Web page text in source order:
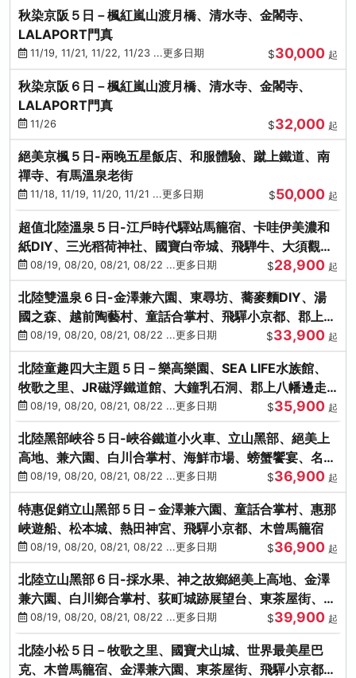
秋染京阪５日－楓紅嵐山渡月橋、清水寺、金閣寺、
LALAPORT門真
11/19, 11/21, 11/22, 11/23 ...更多日期 $30,000 起
秋染京阪６日－楓紅嵐山渡月橋、清水寺、金閣寺、
LALAPORT門真
11/26 $32,000 起
絕美京楓５日-兩晚五星飯店、和服體驗、蹴上鐵道、南
禪寺、有馬溫泉老街
11/18, 11/19, 11/20, 11/21 ...更多日期 $50,000 起
超值北陸溫泉５日-江戶時代驛站馬籠宿、卡哇伊美濃和
紙DIY、三光稻荷神社、國寶白帝城、飛騨牛、大須觀音
街、下呂溫泉
08/19, 08/20, 08/21, 08/22 ...更多日期 $28,900 起
北陸雙溫泉６日-金澤兼六園、東尋坊、蕎麥麵DIY、湯
國之森、越前陶藝村、童話合掌村、飛驒小京都、郡上八
幡08/19, 08/20, 08/21, 08/22 ...更多日期 $33,900 起
北陸童趣四大主題５日－樂高樂園、SEA LIFE水族館、
牧歌之里、JR磁浮鐵道館、大鐘乳石洞、郡上八幡邊走
邊吃08/19, 08/20, 08/21, 08/22 ...更多日期 $35,900 起
北陸黑部峽谷５日-峽谷鐵道小火車、立山黑部、絕美上
高地、兼六園、白川合掌村、海鮮市場、螃蟹饗宴、名湯
雙溫泉
08/19, 08/20, 08/21, 08/22 ...更多日期 $36,900 起
特惠促銷立山黑部５日－金澤兼六園、童話合掌村、惠那
峽遊船、松本城、熱田神宮、飛驒小京都、木曾馬籠宿
08/19, 08/20, 08/21, 08/22 ...更多日期 $36,900 起
北陸立山黑部６日-採水果、神之故鄉絕美上高地、金澤
兼六園、白川鄉合掌村、荻町城跡展望台、東茶屋街、名
花之里絢爛花海
08/19, 08/20, 08/21, 08/22 ...更多日期 $39,900 起
北陸小松５日－牧歌之里、國寶犬山城、世界最美星巴
克、木曾馬籠宿、金澤兼六園、東茶屋街、飛驒小京都、